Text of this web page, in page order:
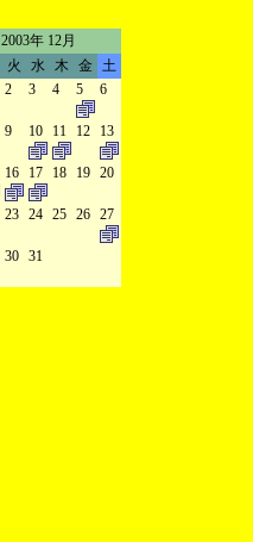
2003年 12月
火 水 木 金
土
2 3 4 5 6
9 10 11 12 13
16 17 18 19 20
23 24 25 26 27
30 31